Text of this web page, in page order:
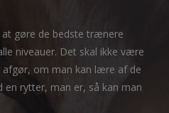
at gøre de bedste trænere
niveauer. Det skal ikke være
om man kan lære af de
en rytter, man er, så kan man